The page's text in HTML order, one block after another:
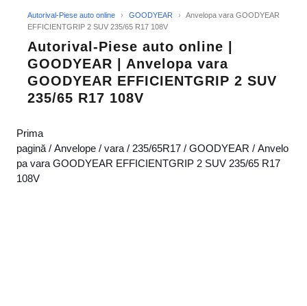
Autorival-Piese auto online › GOODYEAR ›
Anvelopa vara GOODYEAR
EFFICIENTGRIP 2 SUV 235/65 R17 108V
Autorival-Piese auto online |
GOODYEAR | Anvelopa vara
GOODYEAR EFFICIENTGRIP 2 SUV
235/65 R17 108V
Prima
pagină / Anvelope / vara / 235/65R17 / GOODYEAR / Anvelo
pa vara GOODYEAR EFFICIENTGRIP 2 SUV 235/65 R17
108V